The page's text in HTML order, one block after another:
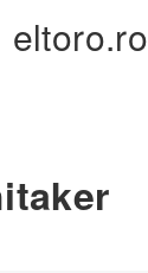
eltoro.ro